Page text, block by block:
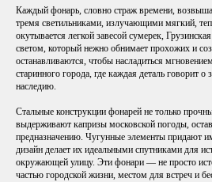
Каждый фонарь, словно страж времени,
тремя светильниками, излучающими мягкий,
окутывается легкой завесой сумерек,
светом, который нежно обнимает прохожих и
останавливаются, чтобы насладиться
старинного города, где каждая деталь говорит
наследию.
Стальные конструкции фонарей не только
выдерживают капризы московской погоды,
предназначению. Чугунные элементы придают
дизайн делает их идеальными спутниками для
окружающей улицу. Эти фонари — не просто
частью городской жизни, местом для встреч и